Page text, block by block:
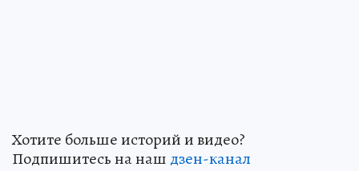
Хотите больше историй и видео?
Подпишитесь на наш дзен-канал